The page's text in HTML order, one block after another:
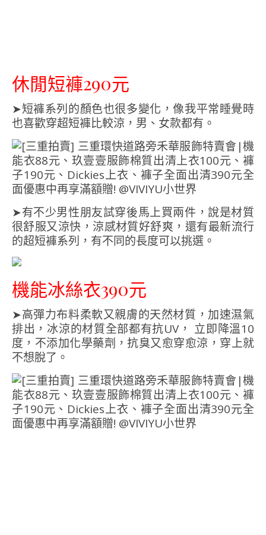
休閒短褲290元
➤短褲系列的顏色也很多變化，像我平常睡覺時
也喜歡穿超短褲比較涼，男、女款都有。
➤有不少男性朋友試穿後馬上買兩件，說是材質
很舒服又涼快，涼感材質好舒爽，還有最新流行
的超短褲系列，有不同的長度可以挑選。
機能冰絲衣390元
➤高彈力布料柔軟又親膚的天然材質，加速濕氣
排出，冰涼的材質全部都有抗UV， 立即降溫10
度，不添加化學藥劑，抗臭又愈穿愈涼，穿上就
不想脫了。